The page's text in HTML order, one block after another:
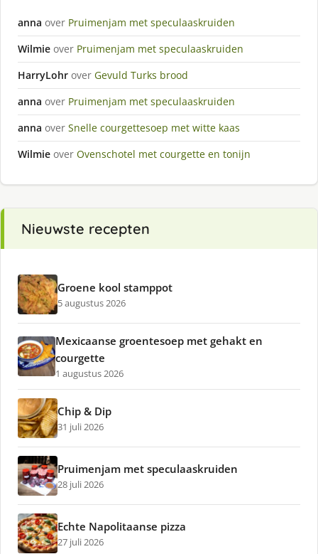
anna over Pruimenjam met speculaaskruiden
Wilmie over Pruimenjam met speculaaskruiden
HarryLohr over Gevuld Turks brood
anna over Pruimenjam met speculaaskruiden
anna over Snelle courgettesoep met witte kaas
Wilmie over Ovenschotel met courgette en tonijn
Nieuwste recepten
Groene kool stamppot
5 augustus 2026
Mexicaanse groentesoep met gehakt en
courgette
1 augustus 2026
Chip & Dip
31 juli 2026
Pruimenjam met speculaaskruiden
28 juli 2026
Echte Napolitaanse pizza
27 juli 2026